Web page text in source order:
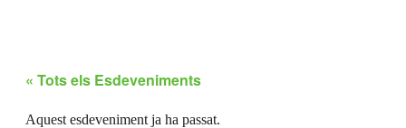
« Tots els Esdeveniments
Aquest esdeveniment ja ha passat.